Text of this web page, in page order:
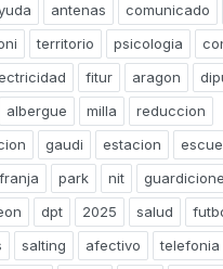
antenas comunicado
territorio psicologia
fitur aragon
albergue milla
reduccion
gaudi estacion
franja park nit
dpt 2025 salud
salting afectivo
telefonia